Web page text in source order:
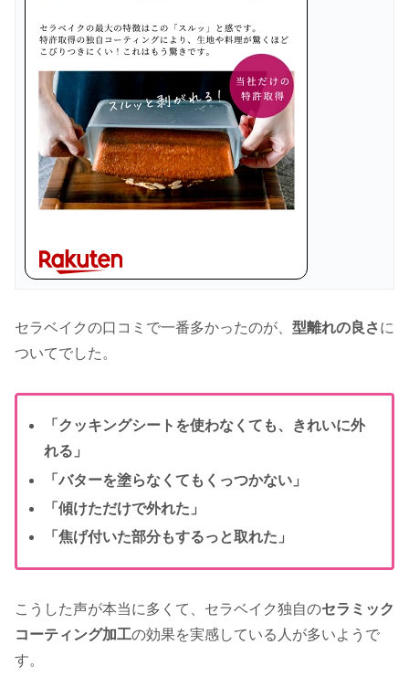
セラベイクの口コミで一番多かったのが、 型離れの良さに
ついてでした。
「クッキングシートを使わなくても、きれいに外
れる」
「バターを塗らなくてもくっつかない」
「傾けただけで外れた」
「焦げ付いた部分もするっと取れた」
こうした声が本当に多くて、セラベイク独自のセラミック
コーティング加工の効果を実感している人が多いようで
す。